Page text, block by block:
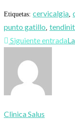
Etiquetas: cervicalgia,
punto gatillo,
Leer
artículos
Siguiente entrada
Clinica Salus